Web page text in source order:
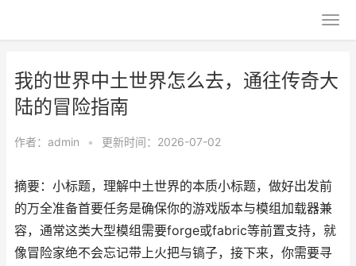
我的世界中土世界怎么去，通往传奇大
陆的冒险指南
作者： admin • 更新时间：2026-07-02
摘要：小标题，理解中土世界的本质小标题，做好出发前
的万全准备首要任务是确保你的游戏版本与模组加载器兼
容，通常这类大型模组需要forge或fabric等前置支持，就
像冒险家绝不会忘记带上火把与镐子，接下来，你需要寻